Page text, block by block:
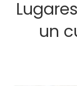
un